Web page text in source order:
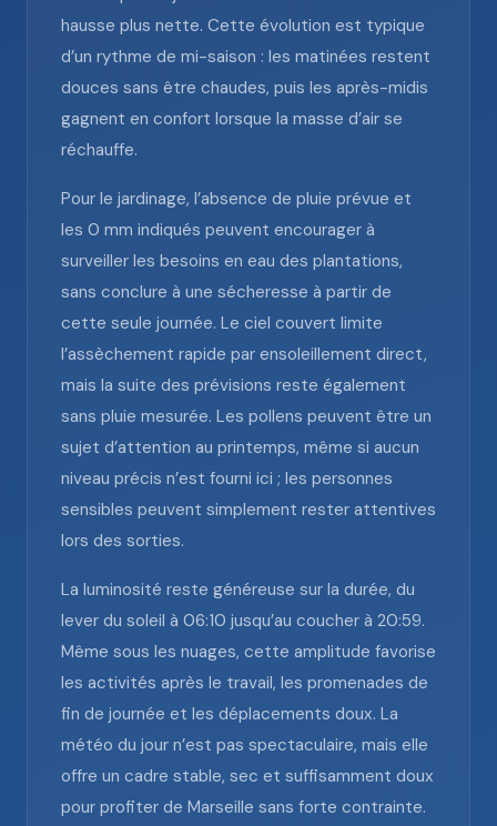
hausse plus nette. Cette évolution est typique
d’un rythme de mi-saison : les matinées restent
douces sans être chaudes, puis les après-midis
gagnent en confort lorsque la masse d’air se
réchauffe.
Pour le jardinage, l’absence de pluie prévue et
les 0 mm indiqués peuvent encourager à
surveiller les besoins en eau des plantations,
sans conclure à une sécheresse à partir de
cette seule journée. Le ciel couvert limite
l’assèchement rapide par ensoleillement direct,
mais la suite des prévisions reste également
sans pluie mesurée. Les pollens peuvent être un
sujet d’attention au printemps, même si aucun
niveau précis n’est fourni ici ; les personnes
sensibles peuvent simplement rester attentives
lors des sorties.
La luminosité reste généreuse sur la durée, du
lever du soleil à 06:10 jusqu’au coucher à 20:59.
Même sous les nuages, cette amplitude favorise
les activités après le travail, les promenades de
fin de journée et les déplacements doux. La
météo du jour n’est pas spectaculaire, mais elle
offre un cadre stable, sec et suffisamment doux
pour profiter de Marseille sans forte contrainte.